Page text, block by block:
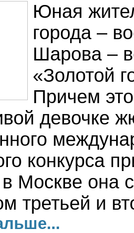
Юная
города –
Шарова –
«Золотой
Причем
девочке
конкурса
Москве она
третьей и